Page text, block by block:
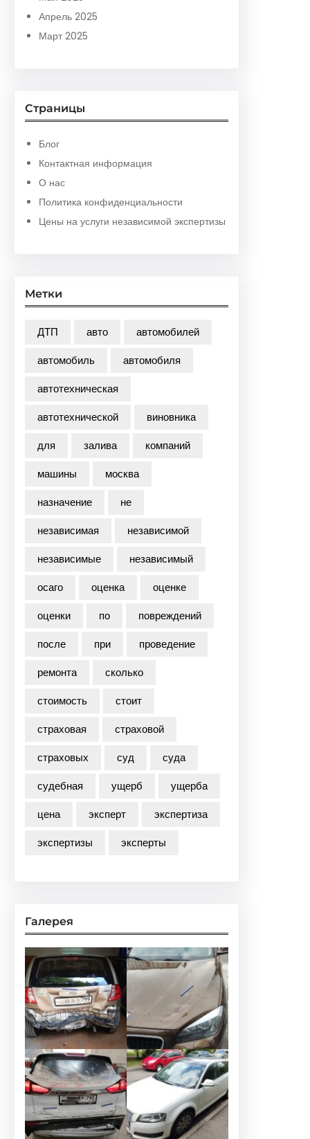
Апрель 2025
Март 2025
Страницы
Блог
Контактная информация
О нас
Политика конфиденциальности
Цены на услуги независимой экспертизы
Метки
ДТП авто
автомобилей
автомобиль
автомобиля
автотехническая
автотехнической
виновника
для
залива
компаний
машины
москва
назначение
не
независимая
независимой
независимые
независимый
осаго
оценка
оценке
оценки
по
повреждений
после
при
проведение
ремонта
сколько
стоимость
стоит
страховая
страховой
страховых
суд
суда
судебная
ущерб
ущерба
цена
эксперт
экспертиза
экспертизы
эксперты
Галерея